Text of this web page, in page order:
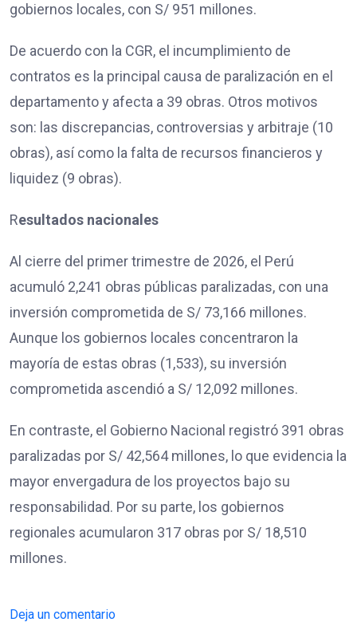
gobiernos locales, con S/ 951 millones.
De acuerdo con la CGR, el incumplimiento de
contratos es la principal causa de paralización en el
departamento y afecta a 39 obras. Otros motivos
son: las discrepancias, controversias y arbitraje (10
obras), así como la falta de recursos financieros y
liquidez (9 obras).
Resultados nacionales
Al cierre del primer trimestre de 2026, el Perú
acumuló 2,241 obras públicas paralizadas, con una
inversión comprometida de S/ 73,166 millones.
Aunque los gobiernos locales concentraron la
mayoría de estas obras (1,533), su inversión
comprometida ascendió a S/ 12,092 millones.
En contraste, el Gobierno Nacional registró 391 obras
paralizadas por S/ 42,564 millones, lo que evidencia la
mayor envergadura de los proyectos bajo su
responsabilidad. Por su parte, los gobiernos
regionales acumularon 317 obras por S/ 18,510
millones.
Deja un comentario